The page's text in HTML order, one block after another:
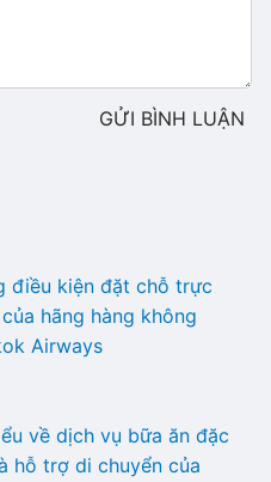
GỬI BÌNH LUẬN
điều kiện đặt chỗ trực
hãng hàng không
Airways
về dịch vụ bữa ăn đặc
hỗ trợ di chuyển của